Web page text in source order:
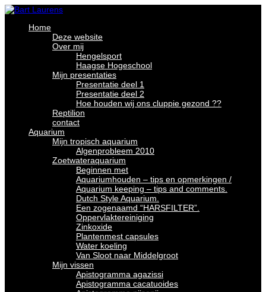
Home
Deze website
Over mij
Hengelsport
Haagse Hogeschool
Mijn presentaties
Presentatie deel 1
Presentatie deel 2
Hoe houden wij ons cluppie gezond ??
Reptilion
contact
Aquarium
Mijn tropisch aquarium
Algenprobleem 2010
Zoetwateraquarium
Beginnen met
Aquariumhouden – tips en opmerkingen /
Aquarium keeping – tips and comments.
Dutch Style Aquarium.
Een zogenaamd “HARSFILTER”.
Oppervlaktereiniging
Zinkoxide
Plantenmest capsules
Water koeling
Van Sloot naar Middelgroot
Mijn vissen
Apistogramma agazissi
Apistogramma cacatuoides